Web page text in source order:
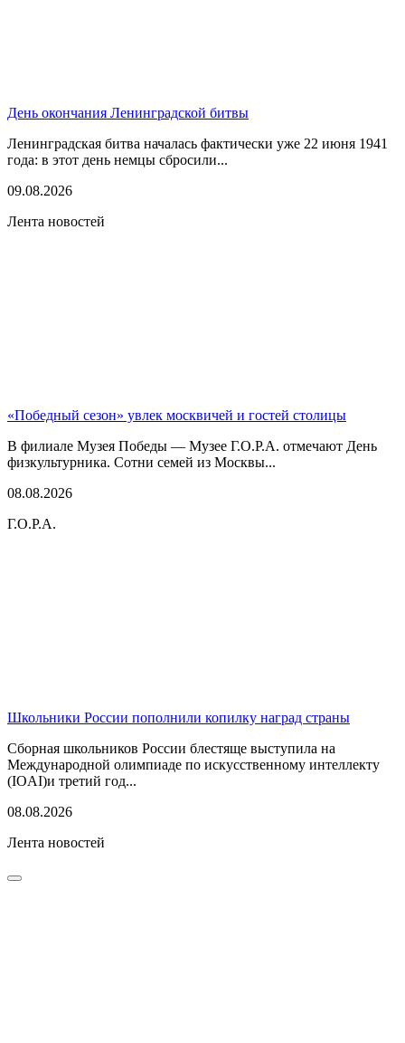
День окончания Ленинградской битвы
Ленинградская битва началась фактически уже 22 июня 1941
года: в этот день немцы сбросили...
09.08.2026
Лента новостей
«Победный сезон» увлек москвичей и гостей столицы
В филиале Музея Победы — Музее Г.О.Р.А. отмечают День
физкультурника. Сотни семей из Москвы...
08.08.2026
Г.О.Р.А.
Школьники России пополнили копилку наград страны
Сборная школьников России блестяще выступила на
Международной олимпиаде по искусственному интеллекту
(IOAI)и третий год...
08.08.2026
Лента новостей